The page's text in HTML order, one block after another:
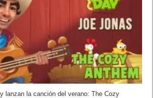
lanzan la canción del verano: The Cozy